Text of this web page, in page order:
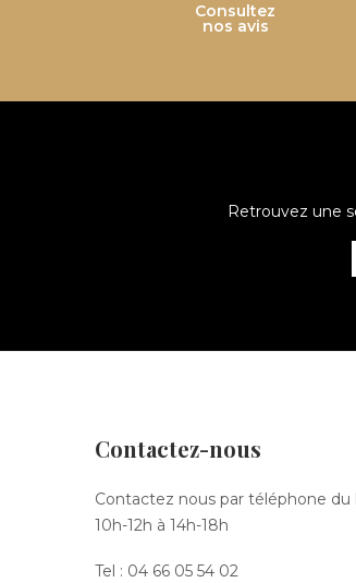
Consultez
nos avis
Retrouvez une
Contactez-nous
Contactez nous par téléphone du
10h-12h à 14h-18h
Tel : 04 66 05 54 02